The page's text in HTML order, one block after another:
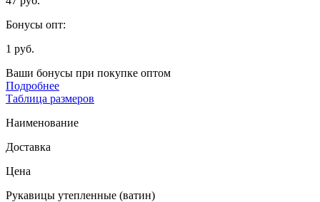
Бонусы опт:
1 руб.
Ваши бонусы при покупке оптом
Подробнее
Таблица размеров
Наименование
Доставка
Цена
Рукавицы утепленные (ватин)